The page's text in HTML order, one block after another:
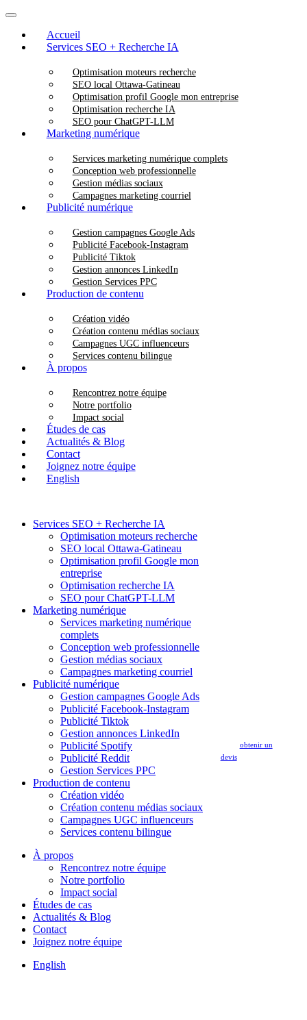
Accueil
Services SEO + Recherche IA
Optimisation moteurs recherche
SEO local Ottawa-Gatineau
Optimisation profil Google mon entreprise
Optimisation recherche IA
SEO pour ChatGPT-LLM
Marketing numérique
Services marketing numérique complets
Conception web professionnelle
Gestion médias sociaux
Campagnes marketing courriel
Publicité numérique
Gestion campagnes Google Ads
Publicité Facebook-Instagram
Publicité Tiktok
Gestion annonces LinkedIn
Gestion Services PPC
Production de contenu
Création vidéo
Création contenu médias sociaux
Campagnes UGC influenceurs
Services contenu bilingue
À propos
Rencontrez notre équipe
Notre portfolio
Impact social
Études de cas
Actualités & Blog
Contact
Joignez notre équipe
English
Services SEO + Recherche IA
Optimisation moteurs recherche
SEO local Ottawa-Gatineau
Optimisation profil Google mon
entreprise
Optimisation recherche IA
SEO pour ChatGPT-LLM
Marketing numérique
Services marketing numérique
complets
Conception web professionnelle
Gestion médias sociaux
Campagnes marketing courriel
Publicité numérique
Gestion campagnes Google Ads
Publicité Facebook-Instagram
Publicité Tiktok
Gestion annonces LinkedIn
Publicité Spotify
Publicité Reddit
Gestion Services PPC
Production de contenu
Création vidéo
Création contenu médias sociaux
Campagnes UGC influenceurs
Services contenu bilingue
À propos
Rencontrez notre équipe
Notre portfolio
Impact social
Études de cas
Actualités & Blog
Contact
Joignez notre équipe
English
obtenir un
devis